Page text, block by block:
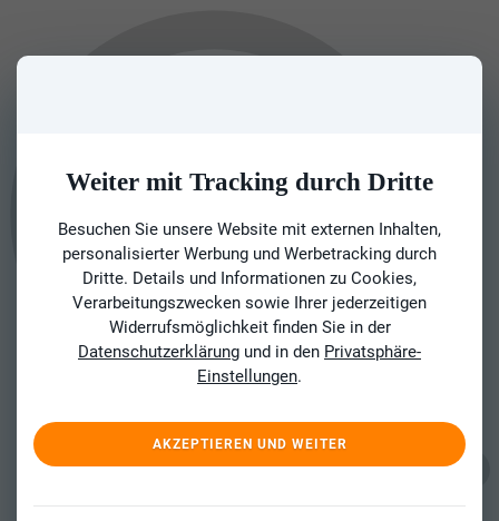
Weiter mit Tracking durch Dritte
Besuchen Sie unsere Website mit externen Inhalten,
personalisierter Werbung und Werbetracking durch
Dritte. Details und Informationen zu Cookies,
Verarbeitungszwecken sowie Ihrer jederzeitigen
Widerrufsmöglichkeit finden Sie in der
Datenschutzerklärung und in den Privatsphäre-
Einstellungen.
AKZEPTIEREN UND WEITER